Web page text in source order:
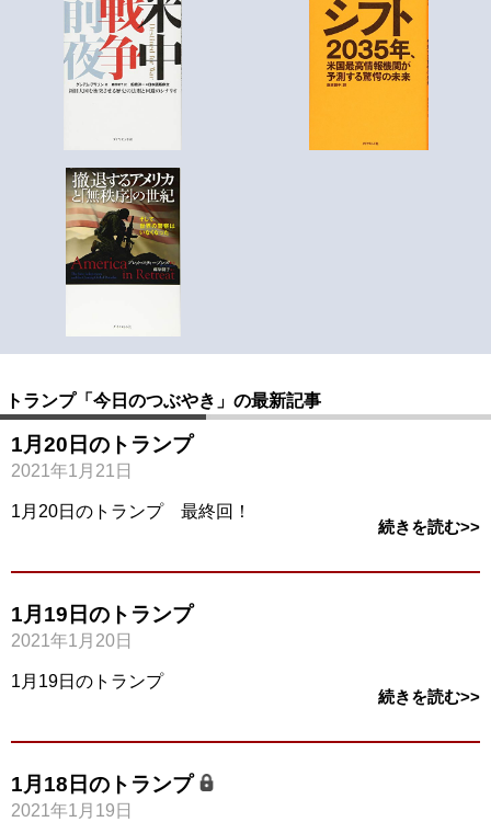
トランプ「今日のつぶやき」の最新記事
1月20日のトランプ
2021年1月21日
1月20日のトランプ 最終回！
続きを読む>>
1月19日のトランプ
2021年1月20日
1月19日のトランプ
続きを読む>>
1月18日のトランプ
2021年1月19日